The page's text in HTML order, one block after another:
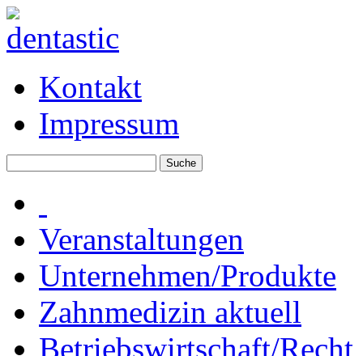
Kontakt
Impressum
Veranstaltungen
Unternehmen/Produkte
Zahnmedizin aktuell
Betriebswirtschaft/Recht